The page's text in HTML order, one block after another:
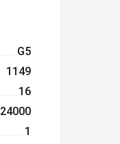
G5
1149
16
24000
1